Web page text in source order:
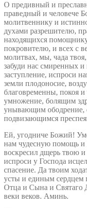
О предивный и
праведный и человече
молитвеннику и
духами разрешителю,
находящихся
покровителю, и всех с
молитвах, мы, чада
забуди нас смиренных
заступление, испроси
земли плодоносие,
благовременны, покоя
умножение, болящим
унывающим ободрение,
подвизающимся
Ей, угодниче Божий!
нам чудесную помощь и
воскресил дщерь твою и
испроси у Господа
спасение. Да твоим
усты и единым сердцем
Отца и Сына и Святаго
веки веков. Аминь.